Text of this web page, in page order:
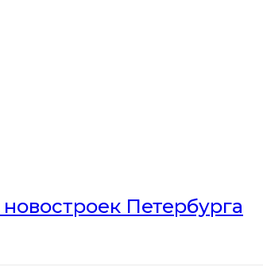
Петербурга